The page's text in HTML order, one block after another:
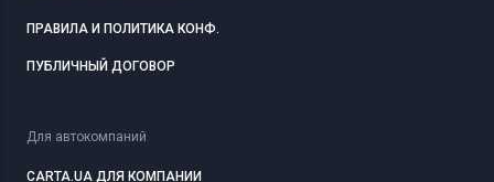
ПРАВИЛА И ПОЛИТИКА КОНФ.
ПУБЛИЧНЫЙ ДОГОВОР
Для автокомпаний
CARTA.UA ДЛЯ КОМПАНИИ